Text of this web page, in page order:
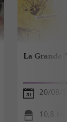
La Grande
20/08/
10,8